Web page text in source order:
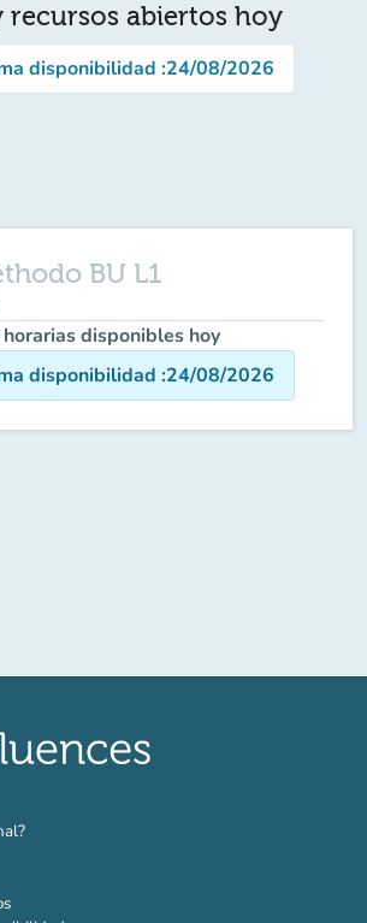
recursos abiertos hoy
disponibilidad :24/08/2026
BU L1
disponibles hoy
disponibilidad :24/08/2026
(nueva pestaña)